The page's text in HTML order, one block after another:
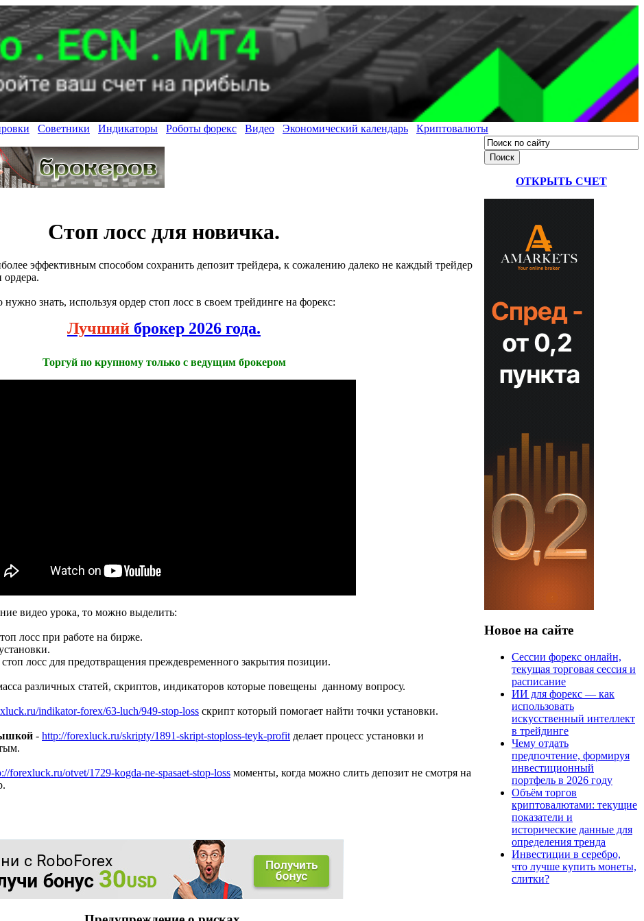
Советники Индикаторы Роботы форекс Видео Экономический календарь Криптовалюты
Стоп лосс для новичка.
эффективным способом сохранить депозит трейдера, к сожалению далеко не каждый трейдер
ордера.
знать, используя ордер стоп лосс в своем трейдинге на форекс:
Лучший брокер 2026 года.
Торгуй по крупному только с ведущим брокером
видео урока, то можно выделить:
лосс при работе на бирже.
лосс для предотвращения преждевременного закрытия позиции.
различных статей, скриптов, индикаторов которые повещены данному вопросу.
indikator-forex/63-luch/949-stop-loss скрипт который помогает найти точки установки.
- http://forexluck.ru/skripty/1891-skript-stoploss-teyk-profit делает процесс установки и
forexluck.ru/otvet/1729-kogda-ne-spasaet-stop-loss моменты, когда можно слить депозит не смотря на
ОТКРЫТЬ СЧЕТ
Новое на сайте
Сессии форекс онлайн,
текущая торговая сессия и
расписание
ИИ для форекс — как
использовать
искусственный интеллект
в трейдинге
Чему отдать
предпочтение, формируя
инвестиционный
портфель в 2026 году
Объём торгов
криптовалютами: текущие
показатели и
исторические данные для
определения тренда
Инвестиции в серебро,
что лучше купить монеты,
слитки?